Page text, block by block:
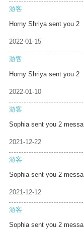
游客
Horny Shriya sent you 2
2022-01-15
游客
Horny Shriya sent you 2
2022-01-10
游客
Sophia sent you 2 messa
2021-12-22
游客
Sophia sent you 2 messa
2021-12-12
游客
Sophia sent you 2 messa